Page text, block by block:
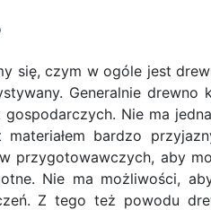
się, czym w ogóle jest
Generalnie drewno
Nie ma
bardzo
aby
Nie ma możliwości,
Z tego też powodu